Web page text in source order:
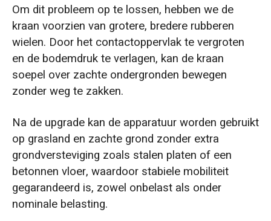
Om dit probleem op te lossen, hebben we de
kraan voorzien van grotere, bredere rubberen
wielen. Door het contactoppervlak te vergroten
en de bodemdruk te verlagen, kan de kraan
soepel over zachte ondergronden bewegen
zonder weg te zakken.
Na de upgrade kan de apparatuur worden gebruikt
op grasland en zachte grond zonder extra
grondversteviging zoals stalen platen of een
betonnen vloer, waardoor stabiele mobiliteit
gegarandeerd is, zowel onbelast als onder
nominale belasting.